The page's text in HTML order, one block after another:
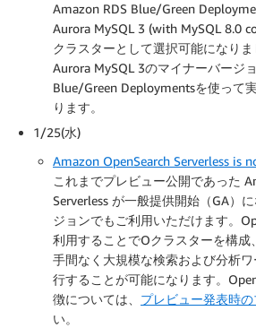
Amazon RDS Blue/Green
Aurora MySQL 3 (with MySQL 8.0
クラスターとして選択可能になりま
Aurora MySQL 3のマイナーバージ
Blue/Green Deploymentsを使って
ります。
1/25(水)
Amazon OpenSearch Serverless is
これまでプレビュー公開であった
Serverless が一般提供開始（GA）
ジョンでもご利用いただけます。
利用することでOクラスターを構成
手間なく大規模な検索および分析
行することが可能になります。
徴については、 プレビュー発表時
い。